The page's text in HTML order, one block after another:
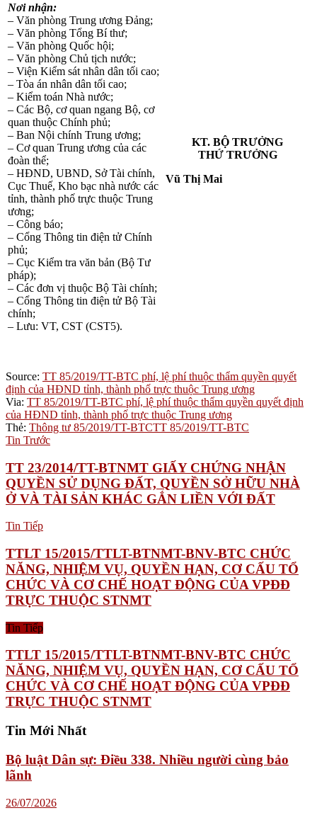
Nơi nhận:
– Văn phòng Trung ương Đảng;
– Văn phòng Tổng Bí thư;
– Văn phòng Quốc hội;
– Văn phòng Chủ tịch nước;
– Viện Kiểm sát nhân dân tối cao;
– Tòa án nhân dân tối cao;
– Kiểm toán Nhà nước;
– Các Bộ, cơ quan ngang Bộ, cơ
quan thuộc Chính phủ;
– Ban Nội chính Trung ương;
– Cơ quan Trung ương của các
đoàn thể;
– HĐND, UBND, Sở Tài chính,
Cục Thuế, Kho bạc nhà nước các
tỉnh, thành phố trực thuộc Trung
ương;
– Công báo;
– Cổng Thông tin điện tử Chính
phủ;
– Cục Kiểm tra văn bản (Bộ Tư
pháp);
– Các đơn vị thuộc Bộ Tài chính;
– Cổng Thông tin điện tử Bộ Tài
chính;
– Lưu: VT, CST (CST5).
KT. BỘ TRƯỞNG
THỨ TRƯỞNG
Vũ Thị Mai
Source: TT 85/2019/TT-BTC phí, lệ phí thuộc thẩm quyền quyết
định của HĐND tỉnh, thành phố trực thuộc Trung ương
Via: TT 85/2019/TT-BTC phí, lệ phí thuộc thẩm quyền quyết định
của HĐND tỉnh, thành phố trực thuộc Trung ương
Thẻ: Thông tư 85/2019/TT-BTCTT 85/2019/TT-BTC
Tin Trước
TT 23/2014/TT-BTNMT GIẤY CHỨNG NHẬN
QUYỀN SỬ DỤNG ĐẤT, QUYỀN SỞ HỮU NHÀ
Ở VÀ TÀI SẢN KHÁC GẮN LIỀN VỚI ĐẤT
Tin Tiếp
TTLT 15/2015/TTLT-BTNMT-BNV-BTC CHỨC
NĂNG, NHIỆM VỤ, QUYỀN HẠN, CƠ CẤU TỔ
CHỨC VÀ CƠ CHẾ HOẠT ĐỘNG CỦA VPĐĐ
TRỰC THUỘC STNMT
Tin Tiếp
TTLT 15/2015/TTLT-BTNMT-BNV-BTC CHỨC
NĂNG, NHIỆM VỤ, QUYỀN HẠN, CƠ CẤU TỔ
CHỨC VÀ CƠ CHẾ HOẠT ĐỘNG CỦA VPĐĐ
TRỰC THUỘC STNMT
Tin Mới Nhất
Bộ luật Dân sự: Điều 338. Nhiều người cùng bảo
lãnh
26/07/2026